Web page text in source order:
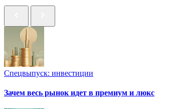
Спецвыпуск: инвестиции
Зачем весь рынок идет в премиум и люкс